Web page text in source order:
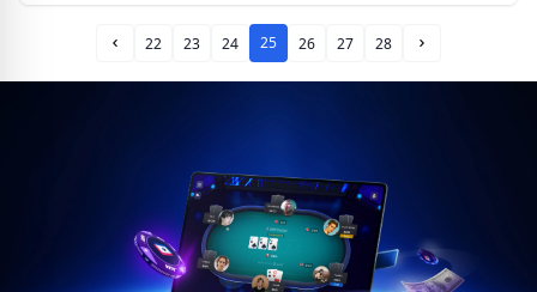
Prev Page
22 23 24 25 26 27 28 Next Page